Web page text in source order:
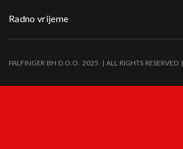
Radno vrijeme
PALFINGER BH D.O.O. 2025. | ALL RIGHTS RESERVED |